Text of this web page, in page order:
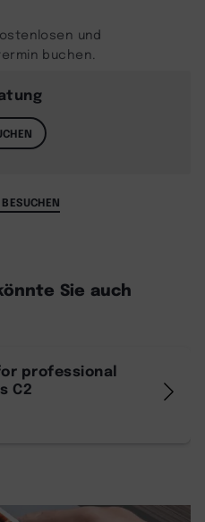
und
buchen.
Sie auch
professional
C2